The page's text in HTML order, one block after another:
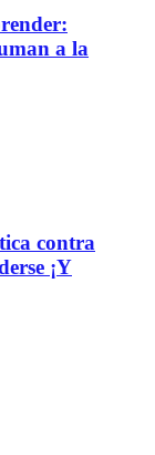
a la
contra
¡Y